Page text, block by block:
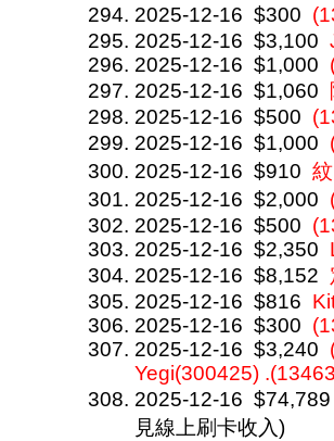
2025-12-16 $300
2025-12-16 $3,100
2025-12-16 $1,000
2025-12-16 $1,060
2025-12-16 $500
2025-12-16 $1,000
2025-12-16 $910 紋
2025-12-16 $2,000
2025-12-16 $500
2025-12-16 $2,350
2025-12-16 $8,152
2025-12-16 $816
2025-12-16 $300
2025-12-16 $3,240
Yegi(300425)
2025-12-16 $74,789
見線上刷卡收入)